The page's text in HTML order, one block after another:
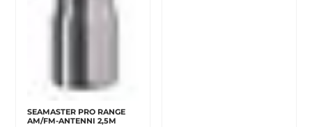
SEAMASTER PRO RANGE
AM/FM-ANTENNI 2,5M